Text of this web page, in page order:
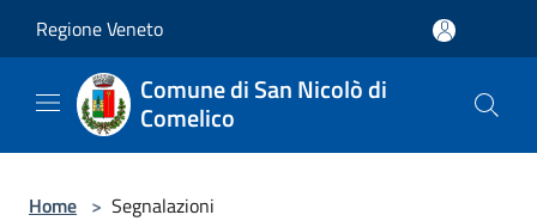
Regione Veneto
Comune di San Nicolò di
Comelico
Home > Segnalazioni